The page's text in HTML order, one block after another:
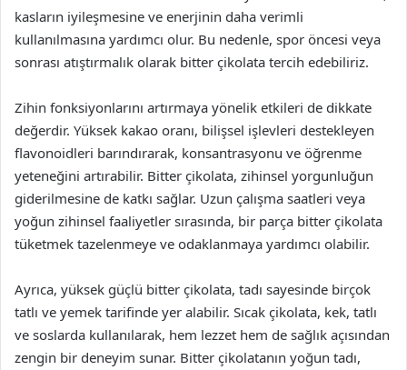
kasların iyileşmesine ve enerjinin daha verimli
kullanılmasına yardımcı olur. Bu nedenle, spor öncesi veya
sonrası atıştırmalık olarak bitter çikolata tercih edebiliriz.
Zihin fonksiyonlarını artırmaya yönelik etkileri de dikkate
değerdir. Yüksek kakao oranı, bilişsel işlevleri destekleyen
flavonoidleri barındırarak, konsantrasyonu ve öğrenme
yeteneğini artırabilir. Bitter çikolata, zihinsel yorgunluğun
giderilmesine de katkı sağlar. Uzun çalışma saatleri veya
yoğun zihinsel faaliyetler sırasında, bir parça bitter çikolata
tüketmek tazelenmeye ve odaklanmaya yardımcı olabilir.
Ayrıca, yüksek güçlü bitter çikolata, tadı sayesinde birçok
tatlı ve yemek tarifinde yer alabilir. Sıcak çikolata, kek, tatlı
ve soslarda kullanılarak, hem lezzet hem de sağlık açısından
zengin bir deneyim sunar. Bitter çikolatanın yoğun tadı,